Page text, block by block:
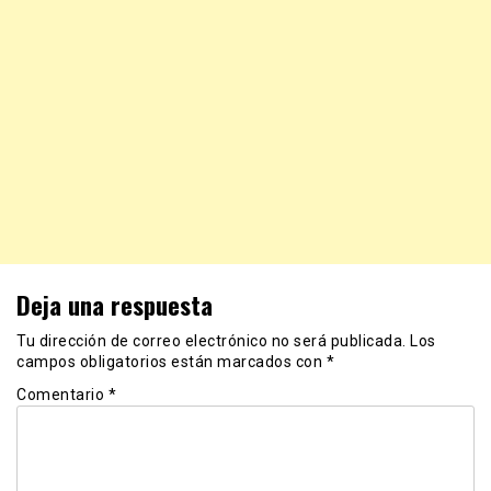
Deja una respuesta
Tu dirección de correo electrónico no será publicada.
Los
campos obligatorios están marcados con *
Comentario *